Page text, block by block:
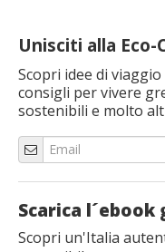
Unisciti alla
Scopri idee di
consigli per vivere
sostenibili e molto
Scarica
Scopri un'Italia